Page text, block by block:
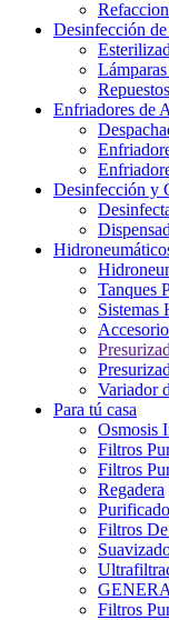
Desinfección
Enfriadores de
Desinfección y
Tanques
Sistemas
Variador
Para tú casa
Osmosis
Filtros
Filtros
Regadera
Filtros
Filtros